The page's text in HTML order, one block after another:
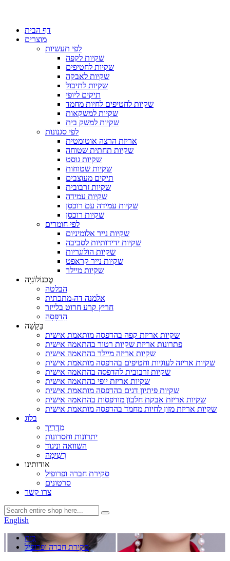
דף הבית
מוצרים
לפי תעשיות
שקיות לקפה
שקיות לחטיפים
שקיות לאבקה
שקיות לתיבול
תיקים ליופי
שקיות לחטיפים לחיות מחמד
שקיות למשקאות
שקיות למשק בית
לפי סגנונות
אריזת הרצה אוטומטית
שקיות תחתית שטוחה
שקיות גוסט
שקיות שטוחות
תיקים מעוצבים
שקיות זרבובית
שקיות עמידה
שקיות עמידה עם רוכסן
שקיות רוכסן
לפי חומרים
שקיות נייר אלומיניום
שקיות ידידותיות לסביבה
שקיות הולוגריות
שקיות נייר קראפט
שקיות מיילר
טֶכנוֹלוֹגִיָה
הבלטה
אלמנה דה-מתכתית
חריץ קרע חרוט בלייזר
הַדפָּסָה
בַּקָשָׁה
שקיות אריזת קפה בהדפסה מותאמת אישית
פתרונות אריזת שקיות רטור בהתאמה אישית
שקיות אריזה מיילר בהתאמה אישית
שקיות אריזה לעוגיות וחטיפים בהדפסה מותאמת אישית
שקיות זרבובית להדפסה בהתאמה אישית
שקיות אריזת יופי בהתאמה אישית
שקיות פיתיון דגים בהדפסה מותאמת אישית
שקיות אריזת אבקת חלבון מודפסות בהתאמה אישית
שקיות אריזת מזון לחיות מחמד בהדפסה מותאמת אישית
בלוג
מַדְרִיך
יתרונות וחסרונות
השוואה וניגוד
רְשִׁימָה
אודותינו
סקירת חברה ופרופיל
סרטונים
צרו קשר
English
בַּיִת
סקירת חברה ופרופיל